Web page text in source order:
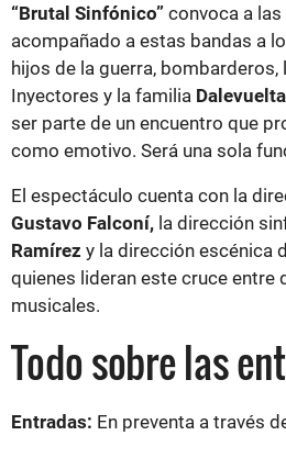
“Brutal Sinfónico” convoca a
acompañado a estas bandas a
hijos de la guerra, bombarderos,
Inyectores y la familia Dalevuelta
ser parte de un encuentro que
como emotivo. Será una sola
El espectáculo cuenta con la
Gustavo Falconí, la dirección
Ramírez y la dirección escénica
quienes lideran este cruce entre
musicales.
Todo sobre las
Entradas: En preventa a través